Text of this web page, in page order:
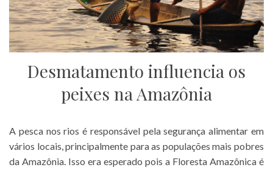
Desmatamento influencia os
peixes na Amazônia
A pesca nos rios é responsável pela segurança alimentar em
vários locais, principalmente para as populações mais pobres
da Amazônia. Isso era esperado pois a Floresta Amazônica é